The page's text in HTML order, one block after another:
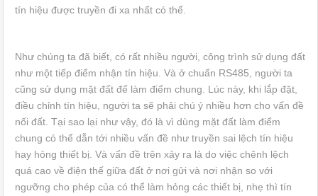
tín hiệu được truyền đi xa nhất có thể.
Như chúng ta đã biết, có rất nhiều người, công trình sử dụng đất
như một tiếp điểm nhận tín hiệu. Và ở chuẩn RS485, người ta
cũng sử dụng mặt đất để làm điểm chung. Lúc này, khi lắp đặt,
điều chỉnh tín hiệu, người ta sẽ phải chú ý nhiều hơn cho vấn đề
nối đất. Tại sao lại như vậy, đó là vì dùng mặt đất làm điểm
chung có thể dẫn tới nhiều vấn đề như truyền sai lệch tín hiệu
hay hỏng thiết bị. Và vấn đề trên xảy ra là do việc chênh lệch
quá cao về điện thế giữa đất ở nơi gửi và nơi nhận so với
ngưỡng cho phép của có thể làm hỏng các thiết bị, nhẹ thì tín